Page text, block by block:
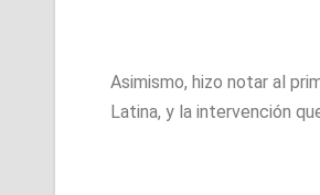
Asimismo, hizo notar al
Latina, y la intervención